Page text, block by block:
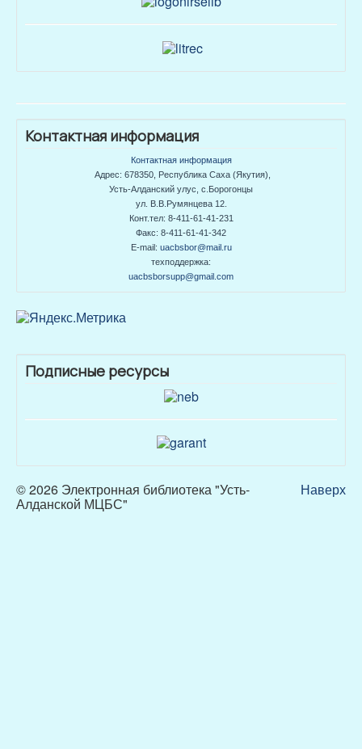
Контактная информация
Контактная информация
Адрес: 678350, Республика Саха (Якутия),
Усть-Алданский улус, с.Борогонцы
ул. В.В.Румянцева 12.
Конт.тел: 8-411-61-41-231
Факс: 8-411-61-41-342
E-mail: uacbsbor@mail.ru
техподдержка:
uacbsborsupp@gmail.com
Подписные ресурсы
Наверх
© 2026 Электронная библиотека "Усть-
Алданской МЦБС"